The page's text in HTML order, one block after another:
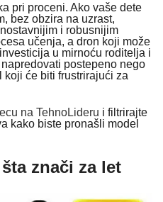
pri proceni. Ako vaše dete
bez obzira na uzrast,
i robusnijim
učenja, a dron koji može
u mirnoću roditelja i
postepeno nego
će biti frustrirajući za
na TehnoLideru i filtrirajte
kako biste pronašli model
znači za let